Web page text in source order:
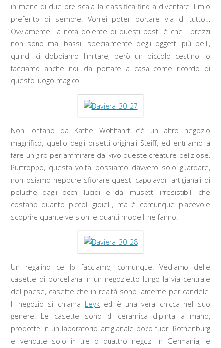
in meno di due ore scala la classifica fino a diventare il mio
preferito di sempre. Vorrei poter portare via di tutto…
Ovviamente, la nota dolente di questi posti è che i prezzi
non sono mai bassi, specialmente degli oggetti più belli,
quindi ci dobbiamo limitare, però un piccolo cestino lo
facciamo anche noi, da portare a casa come ricordo di
questo luogo magico.
Non lontano da Käthe Wohlfahrt c’è un altro negozio
magnifico, quello degli orsetti originali Steiff, ed entriamo a
fare un giro per ammirare dal vivo queste creature deliziose.
Purtroppo, questa volta possiamo davvero solo guardare,
non osiamo neppure sfiorare questi capolavori artigianali di
peluche dagli occhi lucidi e dai musetti irresistibili che
costano quanto piccoli gioielli, ma è comunque piacevole
scoprire quante versioni e quanti modelli ne fanno.
Un regalino ce lo facciamo, comunque. Vediamo delle
casette di porcellana in un negozietto lungo la via centrale
del paese, casette che in realtà sono lanterne per candele.
Il negozio si chiama Leyked è una vera chicca nel suo
genere. Le casette sono di ceramica dipinta a mano,
prodotte in un laboratorio artigianale poco fuori Rothenburg
e vendute solo in tre o quattro negozi in Germania, e